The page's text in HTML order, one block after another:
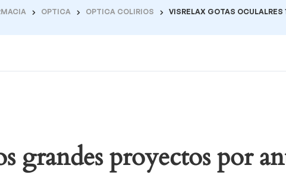
OPTICA OPTICA COLIRIOS VISRELAX GOTAS OCULALRES
grandes proyectos por